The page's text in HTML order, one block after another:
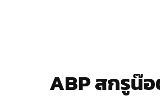
ABP สกรูน๊